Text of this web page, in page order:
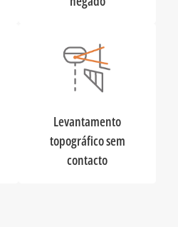
Levantamento
topográfico sem
contacto